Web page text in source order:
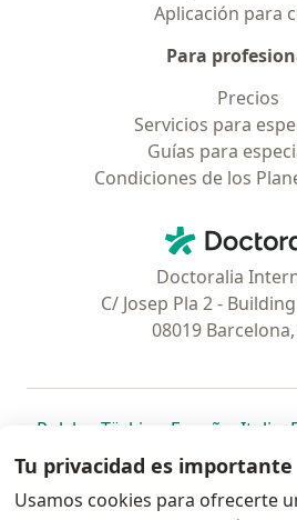
Aplicación para
Para
Precios
Servicios para
Guías para
Condiciones de los
Doctoralia
C/ Josep Pla 2 -
08019
Polska se abre en una nueva
Türkiye se abre en una
España se
Italia
Portugal
se abre en una
México se abre en
Chile seBrasil
Tu privacidad es importante
Usamos cookies para ofrecerte